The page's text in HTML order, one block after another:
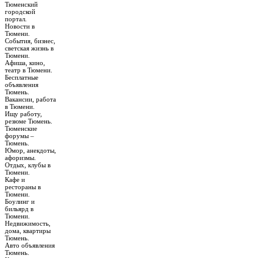
Тюменский
городской
портал.
Новости в
Тюмени.
События, бизнес,
светская жизнь в
Тюмени.
Афиша, кино,
театр в Тюмени.
Бесплатные
объявления
Тюмень.
Вакансии, работа
в Тюмени.
Ищу работу,
резюме Тюмень.
Тюменские
форумы –
Тюмень.
Юмор, анекдоты,
афоризмы.
Отдых, клубы в
Тюмени.
Кафе и
рестораны в
Тюмени.
Боулинг и
бильярд в
Тюмени.
Недвижимость,
дома, квартиры
Тюмень.
Авто объявления
Тюмень.